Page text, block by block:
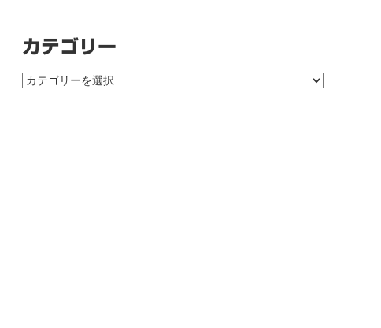
イ
ブ
カテゴリー
カ